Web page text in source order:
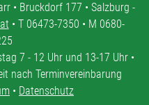
• Bruckdorf 177 • Salzburg -
• T 06473-7350 • M 0680-
7 - 12 Uhr und 13-17 Uhr •
nach Terminvereinbarung
• Datenschutz